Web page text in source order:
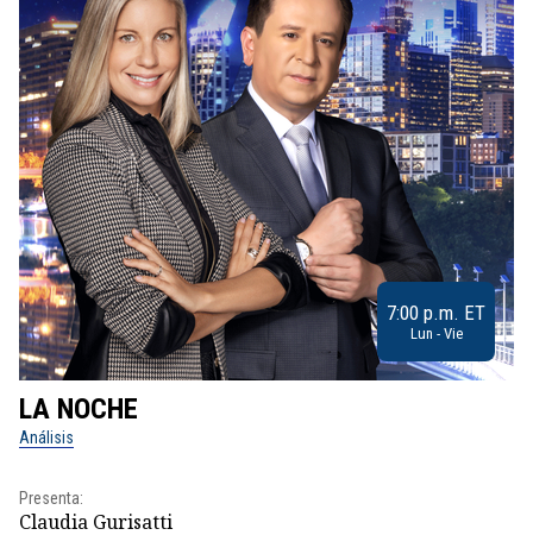
7:00 p.m. ET
Lun - Vie
LA NOCHE
Análisis
Presenta:
Claudia Gurisatti